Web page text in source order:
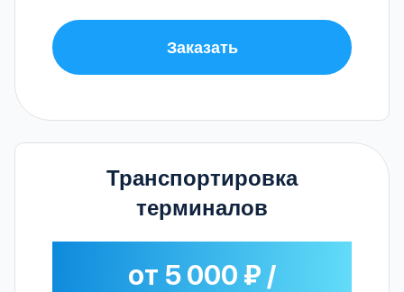
Заказать
Транспортировка
терминалов
от 5 000 ₽ /